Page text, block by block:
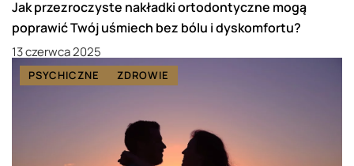
Jak przezroczyste nakładki ortodontyczne mogą
poprawić Twój uśmiech bez bólu i dyskomfortu?
13 czerwca 2025
PSYCHICZNE ZDROWIE